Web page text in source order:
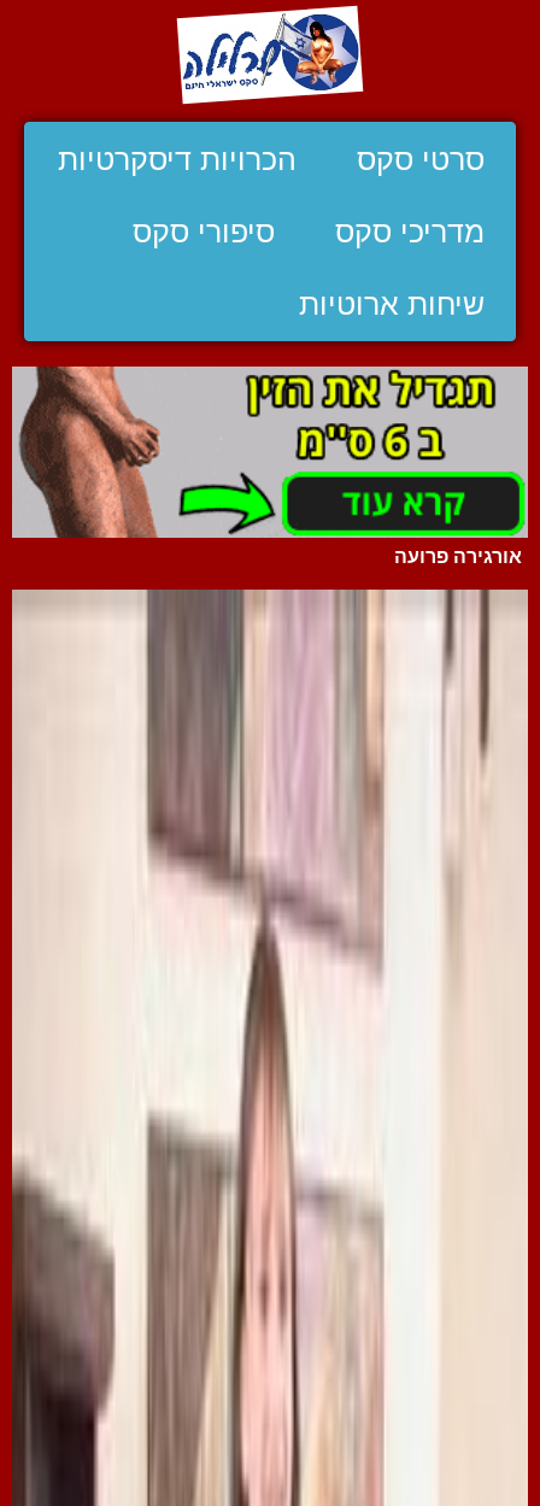
סרטי סקס הכרויות דיסקרטיות
מדריכי סקס סיפורי סקס
שיחות ארוטיות
אורגירה פרועה